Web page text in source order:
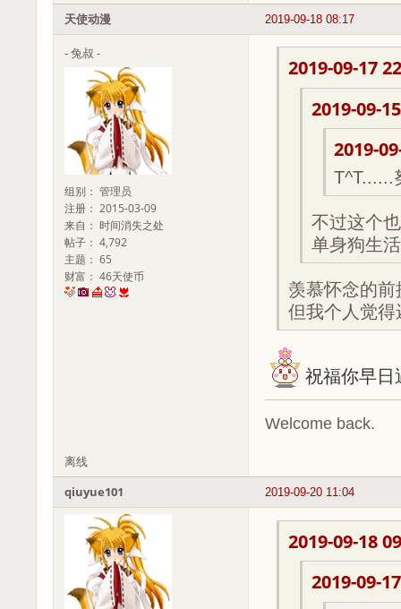
2019-09-18 08:17
天使动漫
- 兔叔 -
组别： 管理员
注册： 2015-03-09
来自： 时间消失之处
帖子： 4,792
主题： 65
财富： 46天使币
2019-09-17
2019-09-
2019-
T^T......
不过这个
单身狗生
羡慕怀念的
但我个人觉
祝福你早日
Welcome back.
离线
2019-09-20 11:04
qiuyue101
2019-09-18
2019-09-